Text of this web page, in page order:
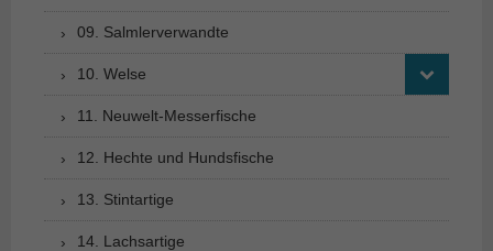
09. Salmlerverwandte
10. Welse
11. Neuwelt-Messerfische
12. Hechte und Hundsfische
13. Stintartige
14. Lachsartige